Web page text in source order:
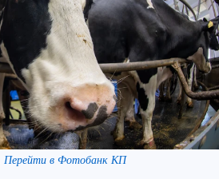
Перейти в Фотобанк КП